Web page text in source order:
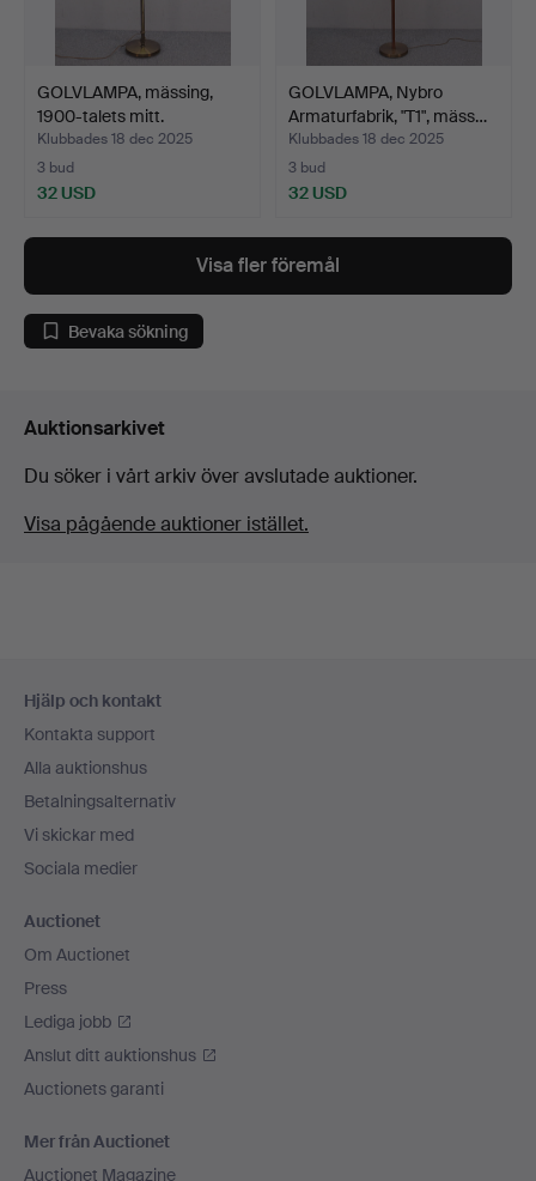
GOLVLAMPA, mässing,
1900-talets mitt.
Klubbades 18 dec 2025
3 bud
32 USD
GOLVLAMPA, Nybro
Armaturfabrik, "T1", mäss…
Klubbades 18 dec 2025
3 bud
32 USD
Visa fler föremål
Bevaka sökning
Auktionsarkivet
Du söker i vårt arkiv över avslutade auktioner.
Visa pågående auktioner istället.
Hjälp och kontakt
Kontakta support
Alla auktionshus
Betalningsalternativ
Vi skickar med
Sociala medier
Auctionet
Om Auctionet
Press
Lediga jobb
Anslut ditt auktionshus
Auctionets garanti
Mer från Auctionet
Auctionet Magazine